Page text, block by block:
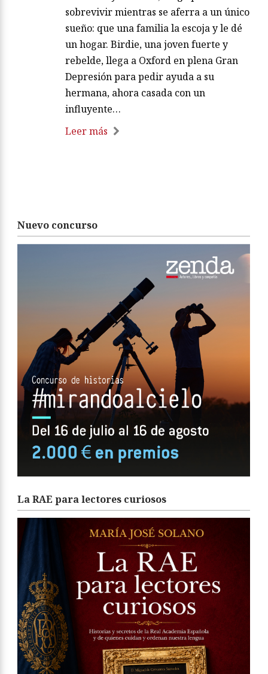
sobrevivir mientras se aferra a un único
sueño: que una familia la escoja y le dé
un hogar. Birdie, una joven fuerte y
rebelde, llega a Oxford en plena Gran
Depresión para pedir ayuda a su
hermana, ahora casada con un
influyente…
Leer más
Nuevo concurso
La RAE para lectores curiosos